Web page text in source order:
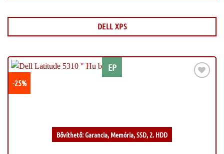
DELL XPS
EP
Bővíthető: Garancia, Memória, SSD, 2. HDD
-25%